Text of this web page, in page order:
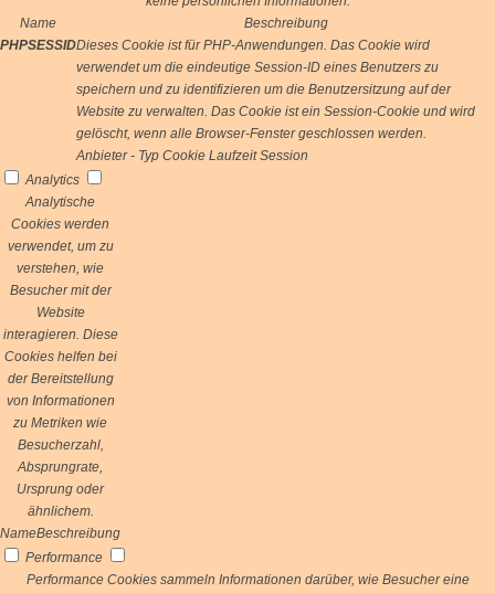
Name
Beschreibung
PHPSESSIDDieses Cookie ist für PHP-Anwendungen. Das Cookie wird
verwendet um die eindeutige Session-ID eines Benutzers zu
speichern und zu identifizieren um die Benutzersitzung auf der
Website zu verwalten. Das Cookie ist ein Session-Cookie und wird
gelöscht, wenn alle Browser-Fenster geschlossen werden.
Anbieter - Typ Cookie Laufzeit Session
Analytics
Analytische
Cookies werden
verwendet, um zu
verstehen, wie
Besucher mit der
Website
interagieren. Diese
Cookies helfen bei
der Bereitstellung
von Informationen
zu Metriken wie
Besucherzahl,
Absprungrate,
Ursprung oder
ähnlichem.
NameBeschreibung
Performance
Performance Cookies sammeln Informationen darüber, wie Besucher eine